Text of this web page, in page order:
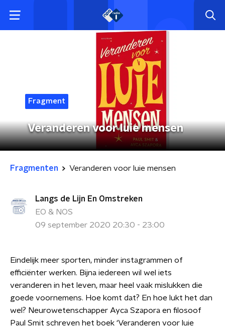
Fragment
Veranderen voor luie mensen
Fragmenten Veranderen voor luie mensen
Langs de Lijn En Omstreken
EO & NOS
09 september 2020 20:30 - 23:00
Eindelijk meer sporten, minder instagrammen of
efficiënter werken. Bijna iedereen wil wel iets
veranderen in het leven, maar heel vaak mislukken die
goede voornemens. Hoe komt dat? En hoe lukt het dan
wel? Neurowetenschapper Ayca Szapora en filosoof
Paul Smit schreven het boek ‘Veranderen voor luie